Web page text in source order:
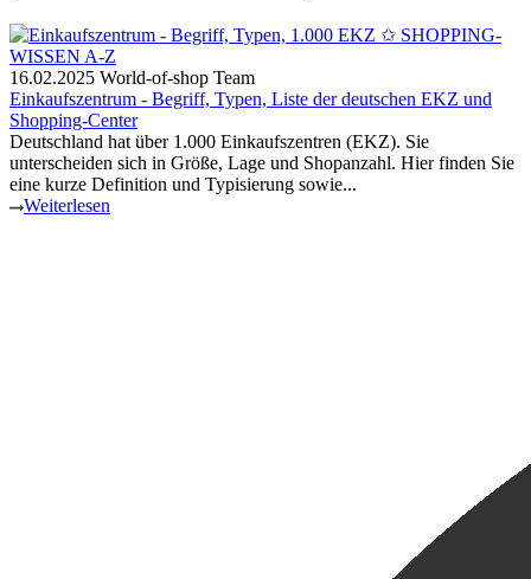
16.02.2025 World-of-shop Team
Einkaufszentrum - Begriff, Typen, Liste der deutschen EKZ und
Shopping-Center
Deutschland hat über 1.000 Einkaufszentren (EKZ). Sie
unterscheiden sich in Größe, Lage und Shopanzahl. Hier finden Sie
eine kurze Definition und Typisierung sowie...
Weiterlesen